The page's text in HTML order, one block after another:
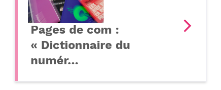
Pages de com :
« Dictionnaire du
numér…